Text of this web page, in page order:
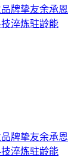
牌挚友余承恩
淬炼驻龄能
牌挚友余承恩
淬炼驻龄能